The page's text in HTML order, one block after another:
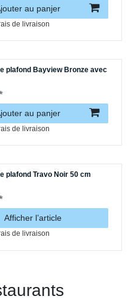
au panjer
de livraison
plafond Bayview Bronze avec
au panjer
de livraison
plafond Travo Noir 50 cm
Afficher l’article
de livraison